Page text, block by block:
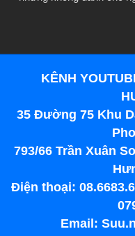
KÊNH
35 Đường 75 Khu
793/66 Trần Xuân
Điện thoại:
Email: